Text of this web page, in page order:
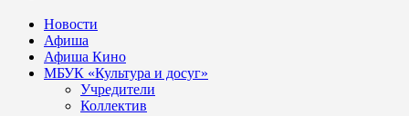
Новости
Афиша
Афиша Кино
МБУК «Культура и досуг»
Учредители
Коллектив